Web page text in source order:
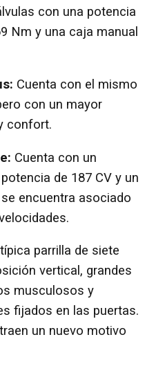
con una potencia
Nm y una caja manual
Cuenta con el mismo
con un mayor
confort.
Cuenta con un
de 187 CV y un
encuentra asociado
parrilla de siete
vertical, grandes
musculosos y
fijados en las puertas.
un nuevo motivo